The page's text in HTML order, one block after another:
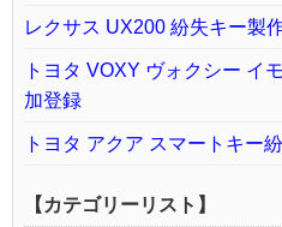
レクサス UX200 紛失キー製
トヨタ VOXY ヴォクシー イ
加登録
トヨタ アクア スマートキー
【カテゴリーリスト】